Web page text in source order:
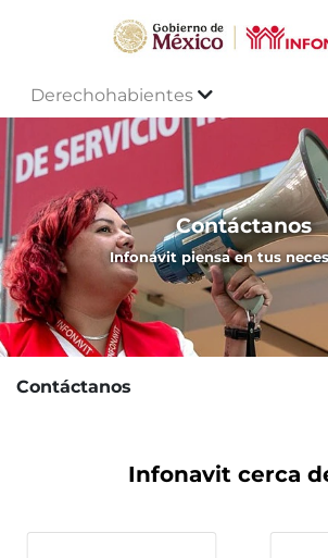
Derechohabientes
Contáctanos
Infonavit piensa en tus
Contáctanos
Infonavit cerca